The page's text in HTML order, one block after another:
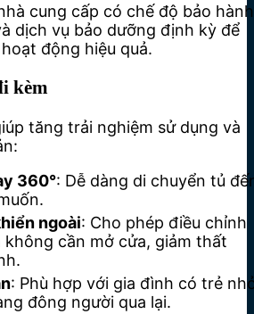
cung cấp có chế độ bảo hành
dịch vụ bảo dưỡng định kỳ để
động hiệu quả.
kèm
tăng trải nghiệm sử dụng và
360°: Dễ dàng di chuyển tủ
ngoài: Cho phép điều chỉnh
không cần mở cửa, giảm thất
: Phù hợp với gia đình có trẻ
đông người qua lại.